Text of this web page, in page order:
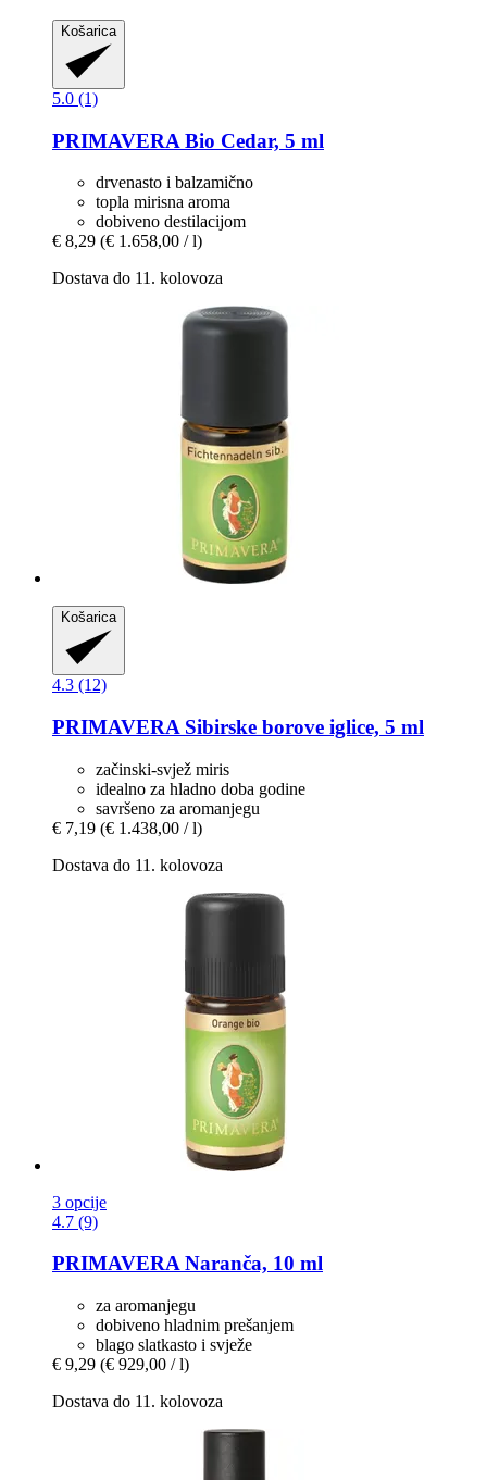
Košarica
5.0 (1)
PRIMAVERA Bio Cedar, 5 ml
drvenasto i balzamično
topla mirisna aroma
dobiveno destilacijom
€ 8,29 (€ 1.658,00 / l)
Dostava do 11. kolovoza
Košarica
4.3 (12)
PRIMAVERA Sibirske borove iglice, 5 ml
začinski-svjež miris
idealno za hladno doba godine
savršeno za aromanjegu
€ 7,19 (€ 1.438,00 / l)
Dostava do 11. kolovoza
3 opcije
4.7 (9)
PRIMAVERANaranča, 10 ml
za aromanjegu
dobiveno hladnim prešanjem
blago slatkasto i svježe
€ 9,29 (€ 929,00 / l)
Dostava do 11. kolovoza